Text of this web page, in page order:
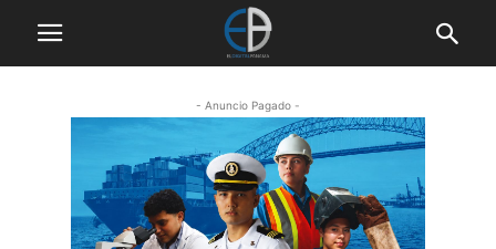
- Anuncio Pagado -